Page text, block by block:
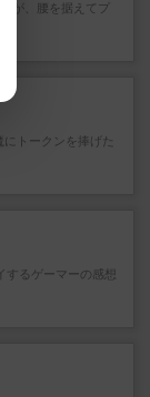
が、腰を据えてプ
トークンを捧げた
するゲーマーの感想